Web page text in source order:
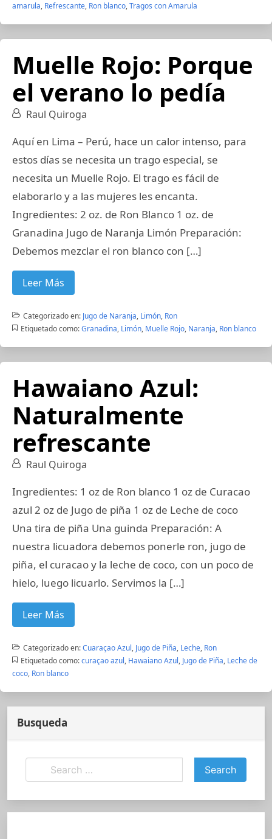
amarula, Refrescante, Ron blanco,Tragos con Amarula
Muelle Rojo: Porque
el verano lo pedía
Raul Quiroga
Aquí en Lima – Perú, hace un calor intenso, para
estos días se necesita un trago especial, se
necesita un Muelle Rojo. El trago es fácil de
elaborarlo y a las mujeres les encanta.
Ingredientes: 2 oz. de Ron Blanco 1 oz. de
Granadina Jugo de Naranja Limón Preparación:
Debemos mezclar el ron blanco con […]
Leer Más
Categorizado en: Jugo de Naranja, Limón, Ron
Etiquetado como: Granadina, Limón, Muelle Rojo, Naranja, Ron blanco
Hawaiano Azul:
Naturalmente
refrescante
Raul Quiroga
Ingredientes: 1 oz de Ron blanco 1 oz de Curacao
azul 2 oz de Jugo de piña 1 oz de Leche de coco
Una tira de piña Una guinda Preparación: A
nuestra licuadora debemos ponerle ron, jugo de
piña, el curacao y la leche de coco, con un poco de
hielo, luego licuarlo. Servimos la […]
Leer Más
Categorizado en:Cuaraçao Azul, Jugo de Piña, Leche, Ron
Etiquetado como: curaçao azul, Hawaiano Azul, Jugo de Piña, Leche de
coco, Ron blanco
Busqueda